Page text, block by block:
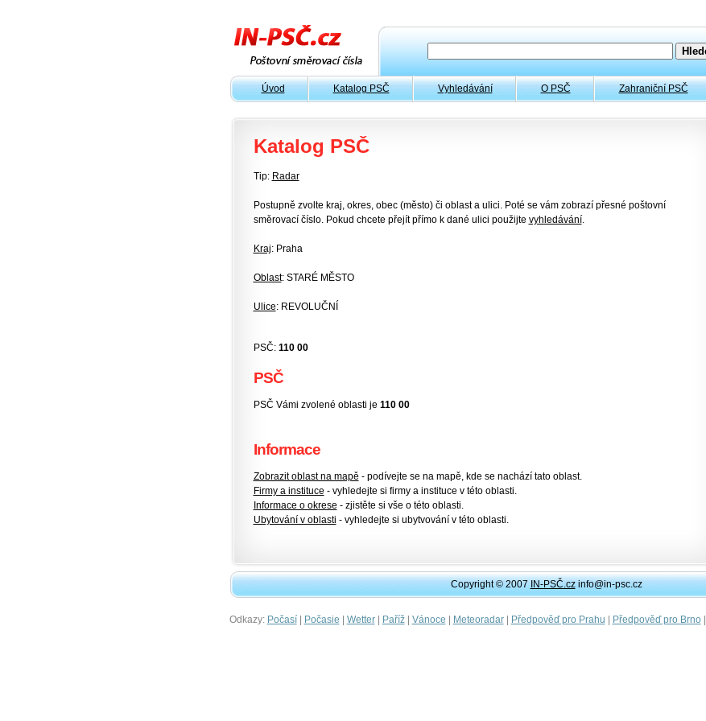
Úvod Katalog PSČ Vyhledávání O PSČ Zahraniční PSČ
Katalog PSČ
Tip: Radar
Postupně zvolte kraj, okres, obec (město) či oblast a ulici. Poté se vám zobrazí přesné poštovní
směrovací číslo. Pokud chcete přejít přímo k dané ulici použijte vyhledávání.
Kraj: Praha
Oblast: STARÉ MĚSTO
Ulice: REVOLUČNÍ
PSČ: 110 00
PSČ
PSČ Vámi zvolené oblasti je 110 00
Informace
Zobrazit oblast na mapě - podívejte se na mapě, kde se nachází tato oblast.
Firmy a instituce - vyhledejte si firmy a instituce v této oblasti.
Informace o okrese - zjistěte si vše o této oblasti.
Ubytování v oblasti - vyhledejte si ubytvování v této oblasti.
Copyright © 2007IN-PSČ.czinfo@in-psc.cz
Odkazy: Počasí| Počasie | Wetter| Paříž| Vánoce | Meteoradar| Předpověď pro Prahu | Předpověď pro Brno|